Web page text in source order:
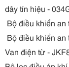
dây tín hiệu -
Bộ điều khiển
Bộ điều khiển
Van điện từ -